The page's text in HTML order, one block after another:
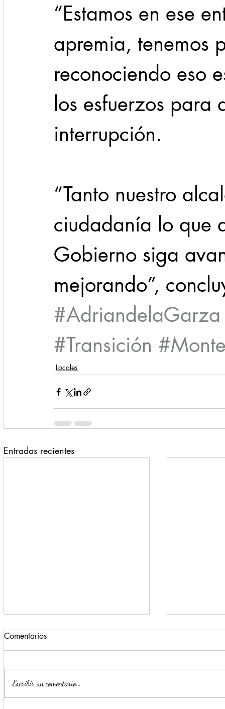
“Estamos en ese
apremia, tenemos
reconociendo eso
los esfuerzos
interrupción.
“Tanto nuestro
ciudadanía lo que
Gobierno siga
mejorando”,
#AdriandelaGarza
#Transición
Locales
Entradas recientes
Comentarios
Escribir un comentario...